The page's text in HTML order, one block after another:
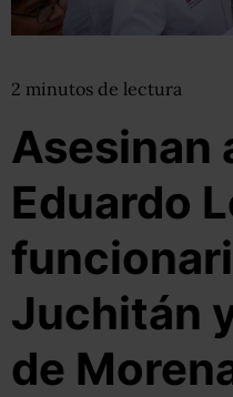
2 minutos de lectura
Asesinan
Eduardo
Juchitán
de